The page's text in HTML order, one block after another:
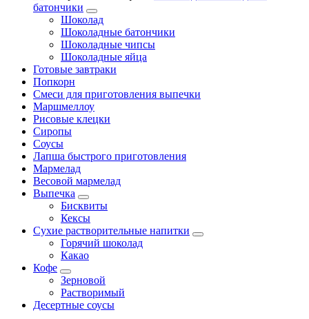
батончики
Шоколад
Шоколадные батончики
Шоколадные чипсы
Шоколадные яйца
Готовые завтраки
Попкорн
Смеси для приготовления выпечки
Маршмеллоу
Рисовые клецки
Сиропы
Соусы
Лапша быстрого приготовления
Мармелад
Весовой мармелад
Выпечка
Бисквиты
Кексы
Сухие растворительные напитки
Горячий шоколад
Какао
Кофе
Зерновой
Растворимый
Десертные соусы